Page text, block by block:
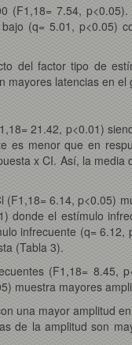
7.54,
(q= 5.01,
del factor tipo de
latencias en
21.42, p<0.01)
menor que en
x CI. Así, la
6.14, p<0.05)
el estímulo
infrecuente (q=
(Tabla 3).
(F1,18=
muestra mayores
una mayor amplitud
de la amplitud son